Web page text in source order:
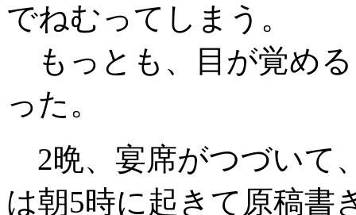
でねむってしまう。
もっとも、目が覚め
った。
2晩、宴席がつづいて
は朝5時に起きて原稿書